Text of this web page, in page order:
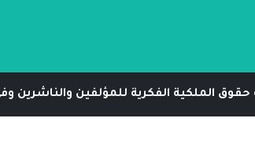
الملكية الفكرية للمؤلفين والناشرين